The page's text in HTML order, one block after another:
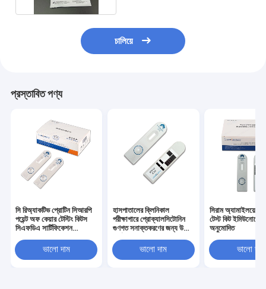
চালিয়ে
প্রস্তাবিত পণ্য
সি রিঅ্যাকটিভ প্রোটিন সিআরপি
পয়েন্ট অফ কেয়ার টেস্টিং কিটস
সিএফডিএ সার্টিফিকেশন
ভালো দাম
হাসপাতালের ক্লিনিকাল
পরীক্ষাগারে প্রোক্যালসিটোনিন
গুণগত সনাক্তকরণের জন্য উচ্চ
ভালো দাম
সিরাম অ্যামাইলয়েড
টেস্ট কিট ইমিউনোসে
অনুমোদিত
ভালো দাম